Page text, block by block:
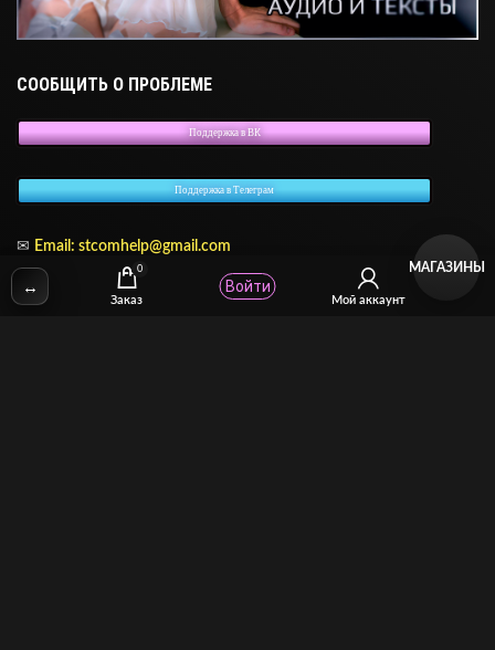
СООБЩИТЬ О ПРОБЛЕМЕ
Поддержка в ВК
Поддержка в Телеграм
✉ Email: stcomhelp@gmail.com
↔
0
Заказ Мой аккаунт
Войти
МАГАЗИНЫ